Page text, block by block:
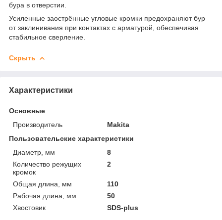
бура в отверстии.
Усиленные заострённые угловые кромки предохраняют бур
от заклинивания при контактах с арматурой, обеспечивая
стабильное сверление.
Скрыть
Характеристики
Основные
Производитель
Makita
Пользовательские характеристики
Диаметр, мм
8
Количество режущих
кромок
2
Общая длина, мм
110
Рабочая длина, мм
50
Хвостовик
SDS-plus